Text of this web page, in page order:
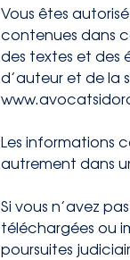
Vous êtes
contenues dans
des textes et des
d’auteur et de la
Les informations
autrement dans
Si vous n’avez
téléchargées ou
poursuites